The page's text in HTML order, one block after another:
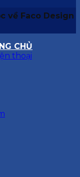
về Faco Design
CHỦ